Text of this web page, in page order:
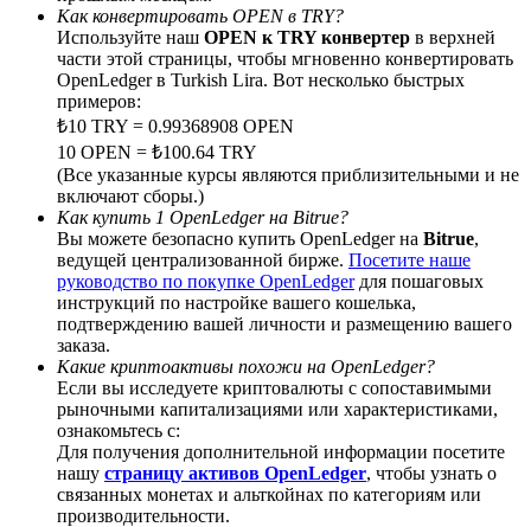
BTC Welcome Rewards
Deposit & Trade BTC to Share 25000 USDT prize pool!
Deposit CASHCAT & Win
Share 500000 CASHCAT prize pool
Exclusive for BitMart Users
Register & Trade to Win 500,000 USDT
Как конвертировать OPEN в TRY?
Используйте наш OPEN к TRY конвертер в верхней
части этой страницы, чтобы мгновенно конвертировать
OpenLedger в Turkish Lira. Вот несколько быстрых
примеров:
₺10 TRY = 0.99368908 OPEN
10 OPEN = ₺100.64 TRY
(Все указанные курсы являются приблизительными и не
включают сборы.)
Как купить 1 OpenLedger на Bitrue?
Вы можете безопасно купить OpenLedger на Bitrue,
ведущей централизованной бирже. Посетите наше
руководство по покупке OpenLedgerдля пошаговых
инструкций по настройке вашего кошелька,
подтверждению вашей личности и размещению вашего
заказа.
Какие криптоактивы похожи на OpenLedger?
Если вы исследуете криптовалюты с сопоставимыми
рыночными капитализациями или характеристиками,
ознакомьтесь с:
Для получения дополнительной информации посетите
нашу страницу активов OpenLedger, чтобы узнать о
связанных монетах и альткойнах по категориям или
производительности.